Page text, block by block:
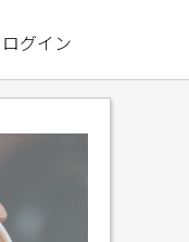
ログイン